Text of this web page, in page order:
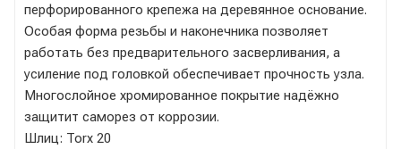
перфорированного крепежа на деревянное основание.
Особая форма резьбы и наконечника позволяет
работать без предварительного засверливания, а
усиление под головкой обеспечивает прочность узла.
Многослойное хромированное покрытие надёжно
защитит саморез от коррозии.
Шлиц: Torx 20